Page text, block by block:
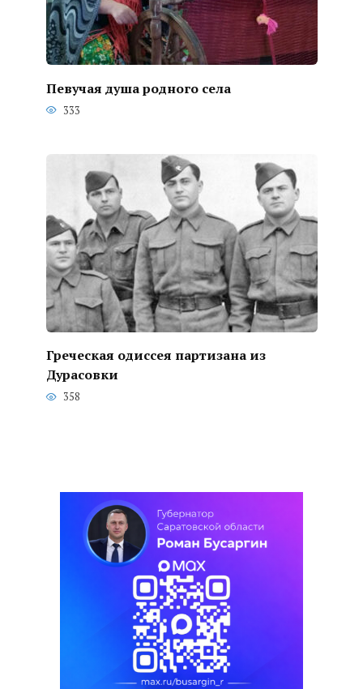
Певучая душа родного села
333
Греческая одиссея партизана из
Дурасовки
358